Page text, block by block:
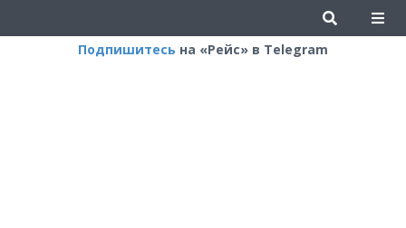
Подпишитесь на «Рейс» в Telegram